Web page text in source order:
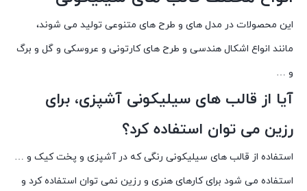
این محصولات در مدل های و طرح های متنوعی تولید می شوند،
مانند انواع اشکال هندسی و طرح های کارتونی و عروسکی و گل و برگ
و …
آیا از قالب های سیلیکونی آشپزی، برای
رزین می توان استفاده کرد؟
استفاده از قالب های سیلیکونی رنگی که در آشپزی و پخت کیک و …
استفاده می شود برای کارهای هنری و رزین نمی توان استفاده کرد و